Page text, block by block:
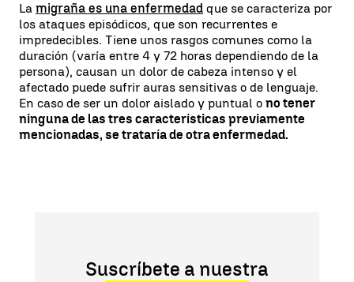
La migraña es una enfermedad que se caracteriza por
los ataques episódicos, que son recurrentes e
impredecibles. Tiene unos rasgos comunes como la
duración (varía entre 4 y 72 horas dependiendo de la
persona), causan un dolor de cabeza intenso y el
afectado puede sufrir auras sensitivas o de lenguaje.
En caso de ser un dolor aislado y puntual o no tener
ninguna de las tres características previamente
mencionadas, se trataría de otra enfermedad.
Suscríbete a nuestra